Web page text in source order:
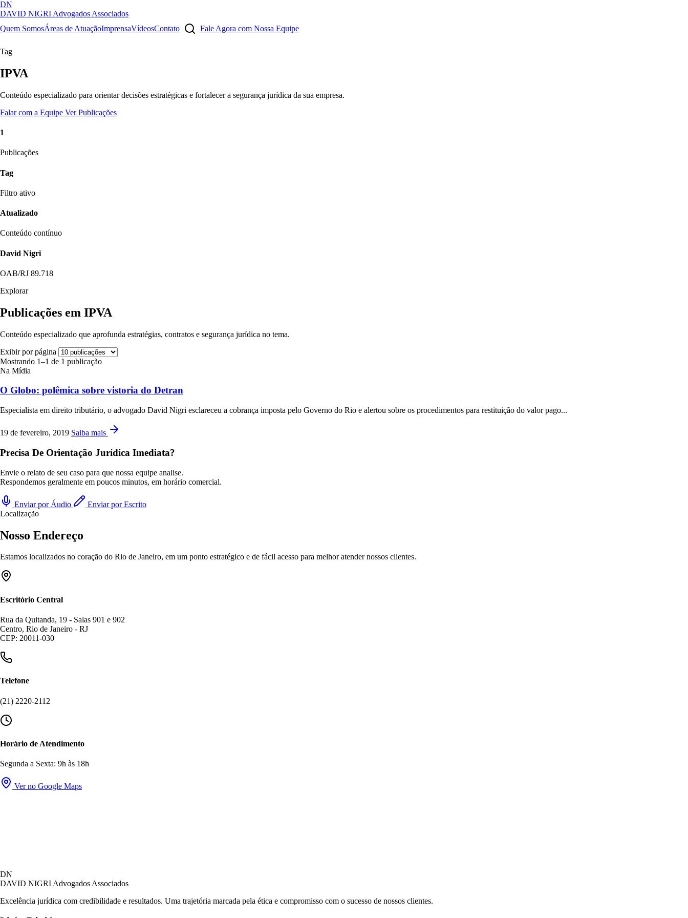
DN
DAVID NIGRI Advogados Associados
Quem SomosÁreas de AtuaçãoImprensaVídeosContato Fale Agora com Nossa Equipe
Artigos, sentenças, áreas de atuação, imprensa...
Tag
IPVA
Conteúdo especializado para orientar decisões estratégicas e fortalecer a segurança jurídica da sua empresa.
Falar com a Equipe Ver Publicações
1
Publicações
Tag
Filtro ativo
Atualizado
Conteúdo contínuo
David Nigri
OAB/RJ 89.718
Explorar
Publicações em IPVA
Conteúdo especializado que aprofunda estratégias, contratos e segurança jurídica no tema.
Exibir por página
Mostrando 1–1 de 1 publicação
Na Mídia
O Globo: polêmica sobre vistoria do Detran
Especialista em direito tributário, o advogado David Nigri esclareceu a cobrança imposta pelo Governo do Rio e alertou sobre os procedimentos para restituição do valor pago...
19 de fevereiro, 2019 Saiba mais
Precisa De Orientação Jurídica Imediata?
Envie o relato de seu caso para que nossa equipe analise.
Respondemos geralmente em poucos minutos, em horário comercial.
Enviar por Áudio
Enviar por Escrito
Localização
Nosso Endereço
Estamos localizados no coração do Rio de Janeiro, em um ponto estratégico e de fácil acesso para melhor atender nossos clientes.
Escritório Central
Rua da Quitanda, 19 - Salas 901 e 902
Centro, Rio de Janeiro - RJ
CEP: 20011-030
Telefone
(21) 2220-2112
Horário de Atendimento
Segunda a Sexta: 9h às 18h
Ver no Google Maps
DN
DAVID NIGRI Advogados Associados
Excelência jurídica com credibilidade e resultados. Uma trajetória marcada pela ética e compromisso com o sucesso de nossos clientes.